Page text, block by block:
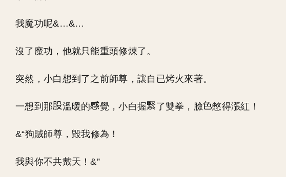
我魔功呢&…&…
沒了魔功，他就只能重頭修煉了。
突然，小白想到了之前師尊，讓自已烤火來著。
一想到那 溫暖的 覺，小白握 了雙拳，臉 憋得漲紅！
&“狗賊師尊，毀我修為！
我與你不共戴天！&”